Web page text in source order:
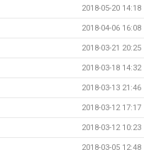
2018-05-20 14:18
2018-04-06 16:08
2018-03-21 20:25
2018-03-18 14:32
2018-03-13 21:46
2018-03-12 17:17
2018-03-12 10:23
2018-03-05 12:48